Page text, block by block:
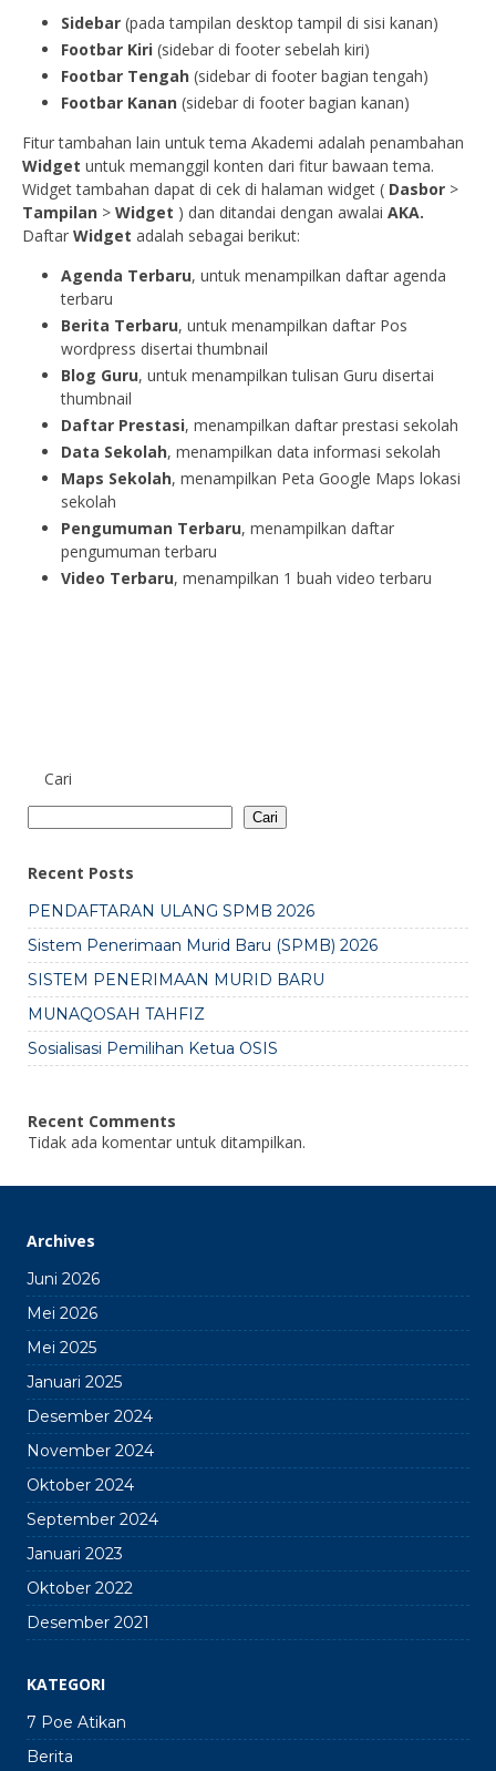
Sidebar (pada tampilan desktop tampil di sisi kanan)
Footbar Kiri (sidebar di footer sebelah kiri)
Footbar Tengah (sidebar di footer bagian tengah)
Footbar Kanan (sidebar di footer bagian kanan)
Fitur tambahan lain untuk tema Akademi adalah penambahan
Widget untuk memanggil konten dari fitur bawaan tema.
Widget tambahan dapat di cek di halaman widget ( Dasbor >
Tampilan > Widget ) dan ditandai dengan awalai AKA.
Daftar Widget adalah sebagai berikut:
Agenda Terbaru, untuk menampilkan daftar agenda
terbaru
Berita Terbaru, untuk menampilkan daftar Pos
wordpress disertai thumbnail
Blog Guru, untuk menampilkan tulisan Guru disertai
thumbnail
Daftar Prestasi, menampilkan daftar prestasi sekolah
Data Sekolah, menampilkan data informasi sekolah
Maps Sekolah, menampilkan Peta Google Maps lokasi
sekolah
Pengumuman Terbaru, menampilkan daftar
pengumuman terbaru
Video Terbaru, menampilkan 1 buah video terbaru
Cari
Cari
Recent Posts
PENDAFTARAN ULANG SPMB 2026
Sistem Penerimaan Murid Baru (SPMB) 2026
SISTEM PENERIMAAN MURID BARU
MUNAQOSAH TAHFIZ
Sosialisasi Pemilihan Ketua OSIS
Recent Comments
Tidak ada komentar untuk ditampilkan.
Archives
Juni 2026
Mei 2026
Mei 2025
Januari 2025
Desember 2024
November 2024
Oktober 2024
September 2024
Januari 2023
Oktober 2022
Desember 2021
KATEGORI
7 Poe Atikan
Berita